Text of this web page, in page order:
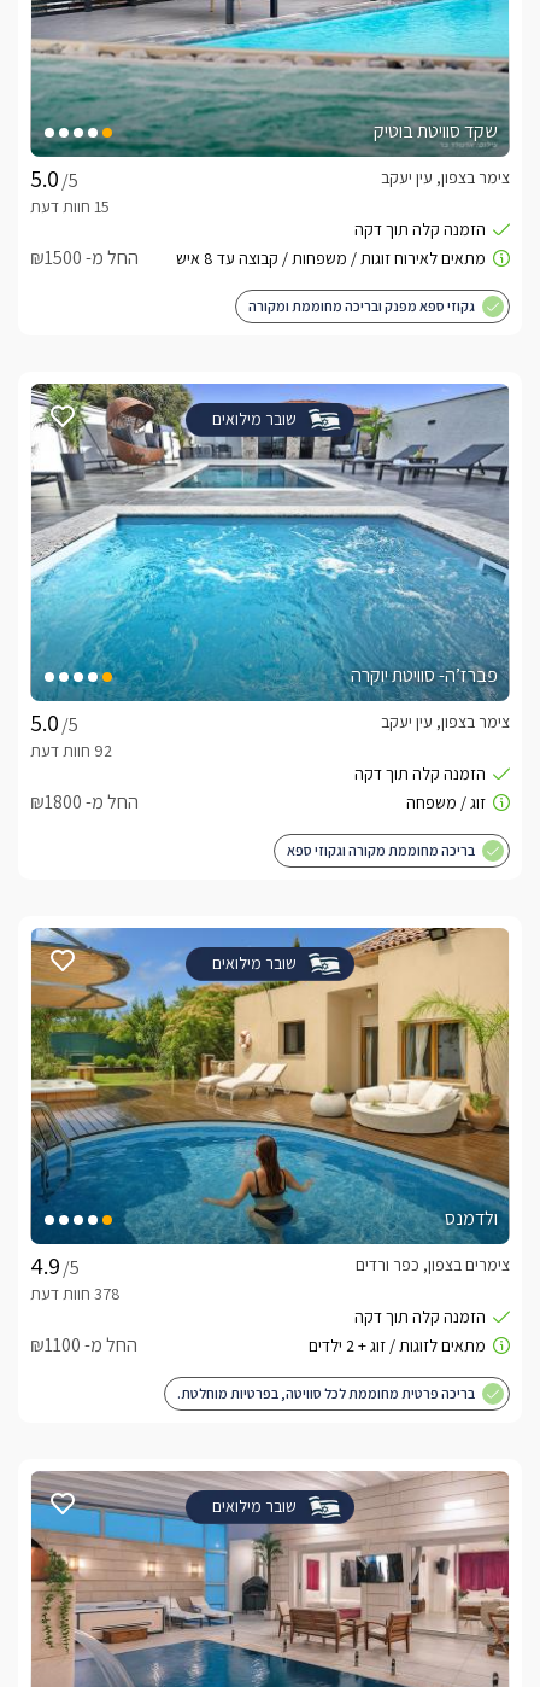
שקד סוויטת בוטיק
/5
צימר בצפון, עין יעקב
החל מ- ₪1500
גקוזי ספא מפנק ובריכה מחוממת ומקורה
שובר מילואים
פברז’ה- סוויטת יוקרה
/5
צימר בצפון, עין יעקב
החל מ- ₪1800
בריכה מחוממת מקורה וגקוזי ספא
שובר מילואים
ולדמנס
/5
צימרים בצפון, כפר ורדים
החל מ- ₪1100
בריכה פרטית מחוממת לכל סוויטה, בפרטיות מוחלטת.
שובר מילואים